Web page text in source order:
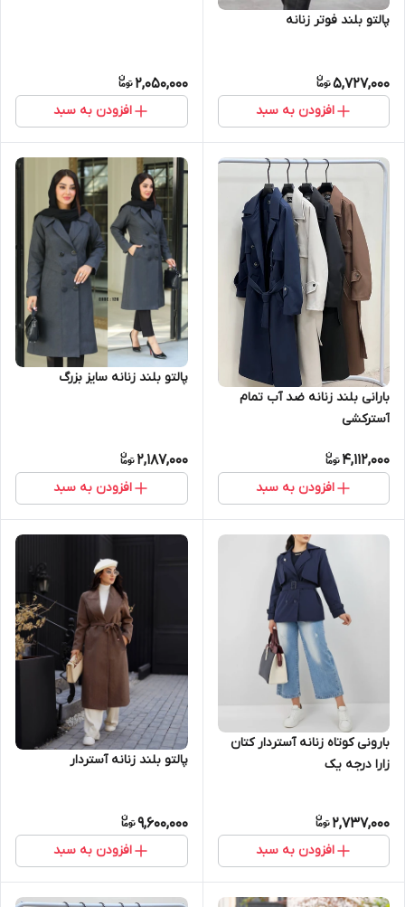
پالتو بلند فوتر زنانه
5,727,000
افزودن به سبد
2,050,000
افزودن به سبد
بارانی بلند زنانه ضد آب تمام
آسترکشی
4,112,000
افزودن به سبد
پالتو بلند زنانه سایز بزرگ
2,187,000
افزودن به سبد
بارونی کوتاه زنانه آستردار کتان
زارا درجه یک
2,737,000
افزودن به سبد
پالتو بلند زنانه آستردار
9,600,000
افزودن به سبد